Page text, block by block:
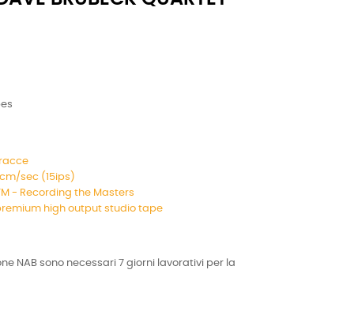
sec (15ips)
- Recording the Masters
high output studio tape
NAB sono necessari 7 giorni lavorativi per la